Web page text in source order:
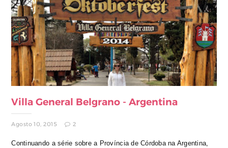
Villa General Belgrano - Argentina
Agosto 10, 2015 2
Continuando a série sobre a Província de Córdoba na Argentina,